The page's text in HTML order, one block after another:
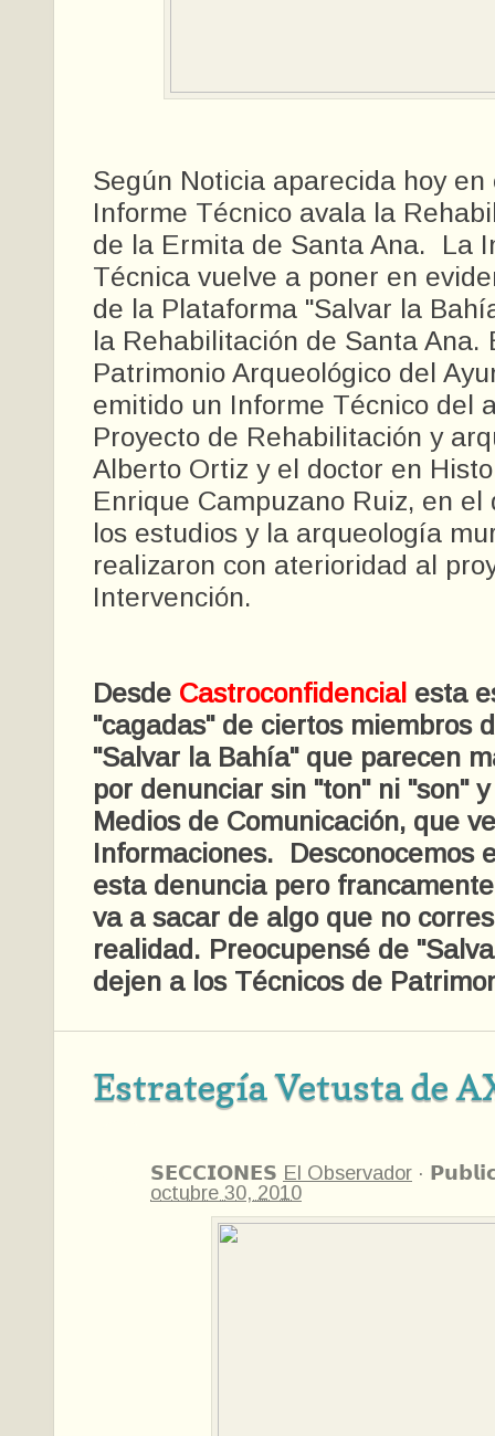
Según Noticia aparecida hoy en
Informe Técnico avala la
de la Ermita de Santa Ana. La
Técnica vuelve a poner en
de la Plataforma "Salvar la
la Rehabilitación de Santa Ana.
Patrimonio Arqueológico del
emitido un Informe Técnico del
Proyecto de Rehabilitación y
Alberto Ortiz y el doctor en
Enrique Campuzano Ruiz, en el
los estudios y la arqueología
realizaron con aterioridad al
Intervención.
Desde Castroconfidencial esta
"cagadas" de ciertos miembros
"Salvar la Bahía" que parecen
por denunciar sin "ton" ni "son"
Medios de Comunicación, que
Informaciones. Desconocemos
esta denuncia pero
va a sacar de algo que no
realidad. Preocupensé de
dejen a los Técnicos de
Estrategía Vetusta de
𝗦𝗘𝗖𝗖𝗜𝗢𝗡𝗘𝗦 El Observador ·
octubre 30, 2010